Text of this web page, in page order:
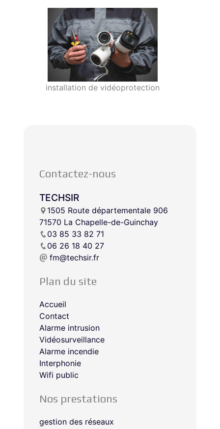
installation de vidéoprotection
Contactez-nous
TECHSIR
1505 Route départementale 906
71570 La Chapelle-de-Guinchay
03 85 33 82 71
06 26 18 40 27
fm@techsir.fr
Plan du site
Accueil
Contact
Alarme intrusion
Vidéosurveillance
Alarme incendie
Interphonie
Wifi public
Nos prestations
gestion des réseaux